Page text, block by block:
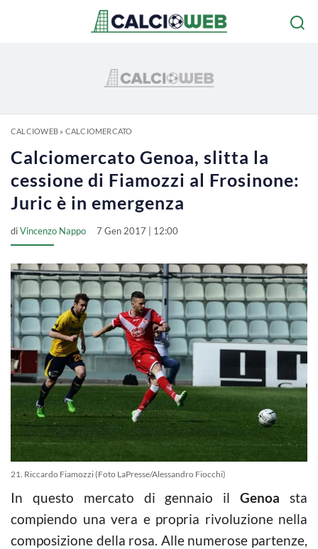
CALCIOWEB» CALCIOMERCATO
Calciomercato Genoa, slitta la
cessione di Fiamozzi al Frosinone:
Juric è in emergenza
diVincenzo Nappo 7 Gen 2017 | 12:00
21. Riccardo Fiamozzi (Foto LaPresse/Alessandro Fiocchi)
In questo mercato di gennaio ilGenoa sta
compiendo una vera e propria rivoluzione nella
composizione della rosa. Alle numerose partenze,